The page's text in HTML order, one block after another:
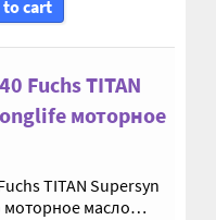
to cart
Fuchs TITAN
моторное
TITAN Supersyn
моторное масло…